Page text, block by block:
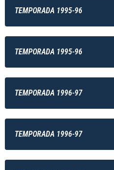
TEMPORADA 1995-96
TEMPORADA 1995-96
TEMPORADA 1996-97
TEMPORADA 1996-97